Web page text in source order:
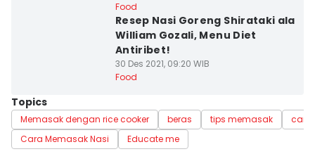
Food
Resep Nasi Goreng Shirataki ala
William Gozali, Menu Diet
Antiribet!
30 Des 2021, 09:20 WIB
Food
Topics
Memasak dengan rice cooker beras tips memasak
cara
Cara Memasak Nasi
Educate me